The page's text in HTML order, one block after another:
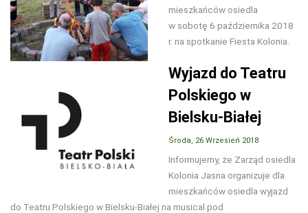
mieszkańców osiedla
w sobotę 6 października 2018
r. na spotkanie Fiesta Kolonia.
Wyjazd do Teatru
Polskiego w
Bielsku-Białej
Środa, 26 Wrzesień 2018
Informujemy, że Zarząd osiedla
Kolonia Jasna organizuje dla
mieszkańców osiedla wyjazd
do Teatru Polskiego w Bielsku-Białej na musical pod